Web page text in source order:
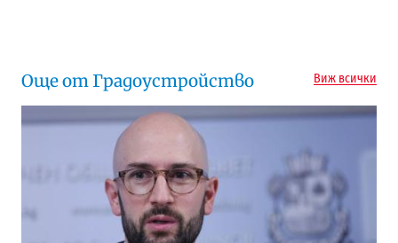
Още от Градоустройство Виж всички